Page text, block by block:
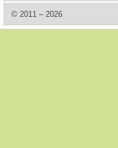
© 2011 – 2026